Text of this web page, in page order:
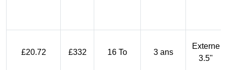
£20.72 £332 16 To 3 ans
Externe
3.5"